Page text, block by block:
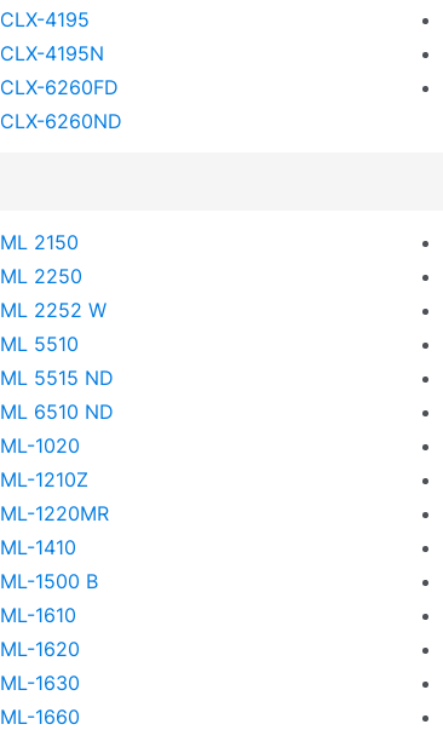
CLX-4195
CLX-4195N
CLX-6260FD
CLX-6260ND
ML 2150
ML 2250
ML 2252 W
ML 5510
ML 5515 ND
ML 6510 ND
ML-1020
ML-1210Z
ML-1220MR
ML-1410
ML-1500 B
ML-1610
ML-1620
ML-1630
ML-1660